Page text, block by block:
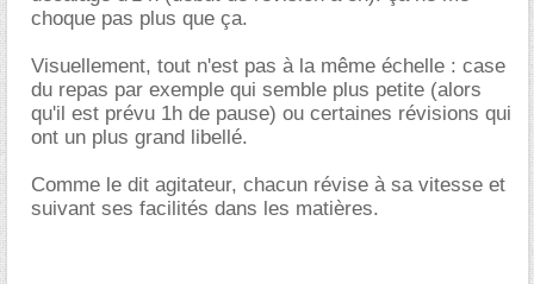
choque pas plus que ça.
Visuellement, tout n'est pas à la même échelle : case
du repas par exemple qui semble plus petite (alors
qu'il est prévu 1h de pause) ou certaines révisions qui
ont un plus grand libellé.
Comme le dit agitateur, chacun révise à sa vitesse et
suivant ses facilités dans les matières.